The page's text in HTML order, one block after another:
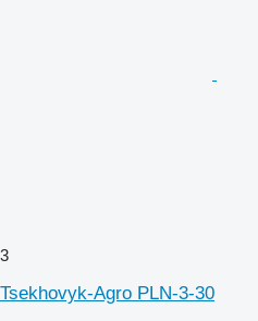
3
Tsekhovyk-Agro PLN-3-30